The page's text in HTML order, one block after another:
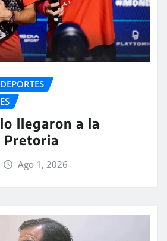
DEPORTES
llegaron a la
Ago 1, 2026